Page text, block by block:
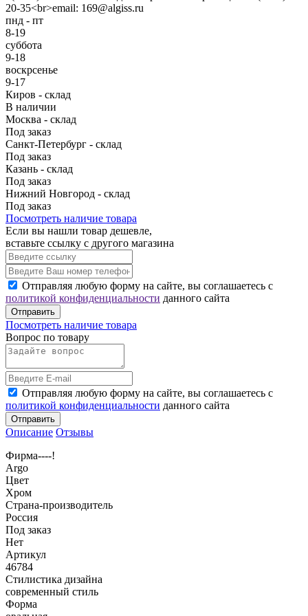
20-35<br>email: 169@algiss.ru
пнд - пт
8-19
суббота
9-18
воскрсенье
9-17
Киров - склад
В наличии
Москва - склад
Под заказ
Санкт-Петербург - склад
Под заказ
Казань - склад
Под заказ
Нижний Новгород - склад
Под заказ
Посмотреть наличие товара
Если вы нашли товар дешевле,
вставьте ссылку с другого магазина
Отправляя любую форму на сайте, вы соглашаетесь с
политикой конфиденциальности данного сайта
Отправить
Посмотреть наличие товара
Вопрос по товару
Отправляя любую форму на сайте, вы соглашаетесь с
политикой конфиденциальности данного сайта
Отправить
Описание Отзывы
Фирма----!
Argo
Цвет
Хром
Страна-производитель
Россия
Под заказ
Нет
Артикул
46784
Стилистика дизайна
современный стиль
Форма